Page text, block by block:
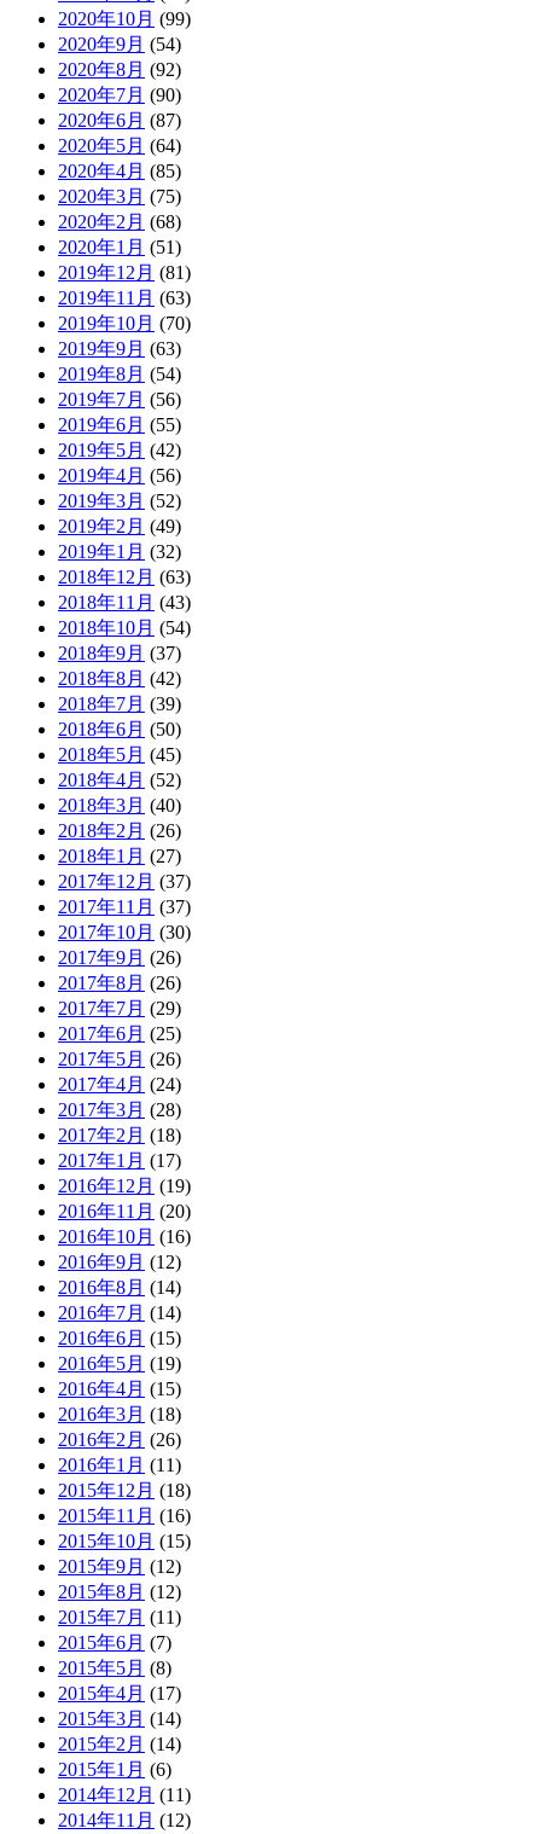
2020年10月 (99)
2020年9月 (54)
2020年8月 (92)
2020年7月 (90)
2020年6月 (87)
2020年5月 (64)
2020年4月 (85)
2020年3月 (75)
2020年2月 (68)
2020年1月 (51)
2019年12月 (81)
2019年11月 (63)
2019年10月 (70)
2019年9月 (63)
2019年8月 (54)
2019年7月 (56)
2019年6月 (55)
2019年5月 (42)
2019年4月 (56)
2019年3月 (52)
2019年2月 (49)
2019年1月 (32)
2018年12月 (63)
2018年11月 (43)
2018年10月 (54)
2018年9月 (37)
2018年8月 (42)
2018年7月 (39)
2018年6月 (50)
2018年5月 (45)
2018年4月 (52)
2018年3月 (40)
2018年2月 (26)
2018年1月 (27)
2017年12月 (37)
2017年11月 (37)
2017年10月 (30)
2017年9月 (26)
2017年8月 (26)
2017年7月 (29)
2017年6月 (25)
2017年5月 (26)
2017年4月 (24)
2017年3月 (28)
2017年2月 (18)
2017年1月 (17)
2016年12月 (19)
2016年11月 (20)
2016年10月 (16)
2016年9月 (12)
2016年8月 (14)
2016年7月 (14)
2016年6月 (15)
2016年5月 (19)
2016年4月 (15)
2016年3月 (18)
2016年2月 (26)
2016年1月 (11)
2015年12月 (18)
2015年11月 (16)
2015年10月 (15)
2015年9月 (12)
2015年8月 (12)
2015年7月 (11)
2015年6月 (7)
2015年5月 (8)
2015年4月 (17)
2015年3月 (14)
2015年2月 (14)
2015年1月 (6)
2014年12月 (11)
2014年11月 (12)